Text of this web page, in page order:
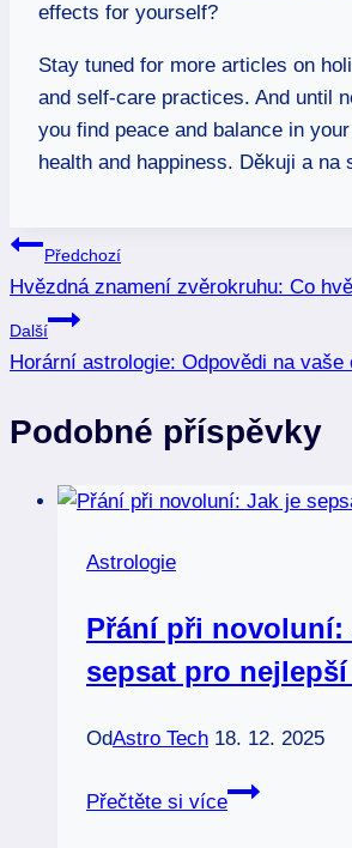
effects for yourself?
Stay tuned for more articles on
and self-care practices. And until
you find peace and balance in
health and happiness. Děkuji a na
Navigace
pro
příspěvek
Předchozí
Hvězdná znamení zvěrokruhu: Co
Další
Horární astrologie: Odpovědi na vaše
Podobné příspěvky
Astrologie
Přání při novoluní:
sepsat pro
OdAstro Tech 18. 12. 2025
Přečtěte si více
Přání